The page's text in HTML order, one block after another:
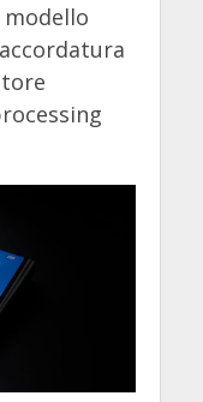
modello